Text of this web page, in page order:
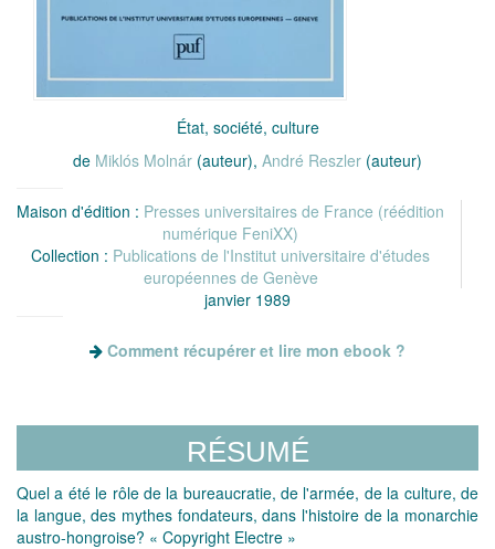
État, société, culture
de Miklós Molnár (auteur), André Reszler (auteur)
Maison d'édition : Presses universitaires de France (réédition
numérique FeniXX)
Collection : Publications de l'Institut universitaire d'études
européennes de Genève
janvier 1989
Comment récupérer et lire mon ebook ?
RÉSUMÉ
Quel a été le rôle de la bureaucratie, de l'armée, de la culture, de
la langue, des mythes fondateurs, dans l'histoire de la monarchie
austro-hongroise? « Copyright Electre »